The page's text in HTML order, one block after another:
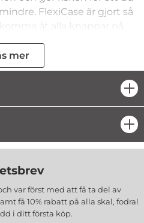
FlexiCase är gjort så
åt alla knappar på
med ett speciellt
ger ett
FlexiCase omsluter och
skärmen från skador,
för din telefon är att du
till din telefon så
skydd på en gång.
mer
var först med att få ta del av
få 10% rabatt på alla skal, fodral
i ditt första köp.